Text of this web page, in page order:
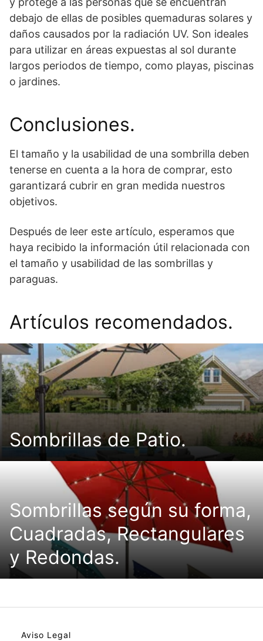
debajo de ellas de posibles quemaduras solares y
daños causados por la radiación UV. Son ideales
para utilizar en áreas expuestas al sol durante
largos periodos de tiempo, como playas, piscinas
o jardines.
Conclusiones.
El tamaño y la usabilidad de una sombrilla deben
tenerse en cuenta a la hora de comprar, esto
garantizará cubrir en gran medida nuestros
objetivos.
Después de leer este artículo, esperamos que
haya recibido la información útil relacionada con
el tamaño y usabilidad de las sombrillas y
paraguas.
Artículos recomendados.
Sombrillas de Patio.
Sombrillas según su forma,
Cuadradas, Rectangulares
y Redondas.
Aviso Legal